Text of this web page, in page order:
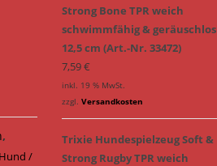
,
Hund /
Strong Bone TPR weich
schwimmfähig & geräuschlos
12,5 cm (Art.-Nr. 33472)
7,59€
inkl. 19 % MwSt.
zzgl. Versandkosten
Trixie Hundespielzeug Soft &
Strong Rugby TPR weich